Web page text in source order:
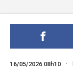
16/05/2026 08h10